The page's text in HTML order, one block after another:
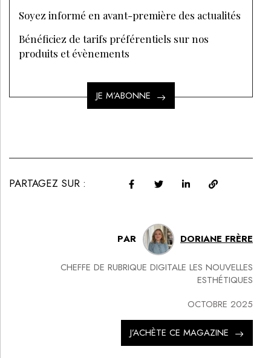
Soyez informé en avant-première des actualités
Bénéficiez de tarifs préférentiels sur nos
produits et évènements
JE M’ABONNE
PARTAGEZ SUR :
PAR DORIANE FRÈRE
CHEFFE DE RUBRIQUE DIGITALE LES NOUVELLES
ESTHÉTIQUES
OCTOBRE 2025
J’ACHÈTE CE MAGAZINE